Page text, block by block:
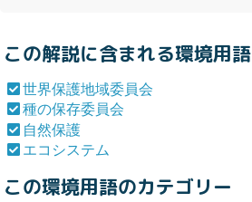
この解説に含まれる環境用語
世界保護地域委員会
種の保存委員会
自然保護
エコシステム
この環境用語のカテゴリー